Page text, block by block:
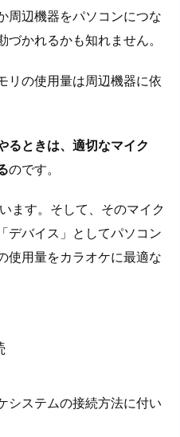
周辺機器をパソコンにつな
かれるかも知れません。
リの使用量は周辺機器に依
るときは、適切なマイク
のです。
ます。そして、そのマイク
デバイス」としてパソコン
使用量をカラオケに最適な
システムの接続方法に付い